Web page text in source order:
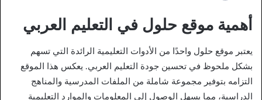
إلكترونيا
أهمية موقع حلول في التعليم العربي
يعتبر موقع حلول واحدًا من الأدوات التعليمية الرائدة التي تسهم
بشكل ملحوظ في تحسين جودة التعليم العربي. يعكس هذا الموقع
التزامه بتوفير مجموعة شاملة من الملفات المدرسية والمناهج
الدراسية، مما يسهل الوصول إلى المعلومات والموارد التعليمية